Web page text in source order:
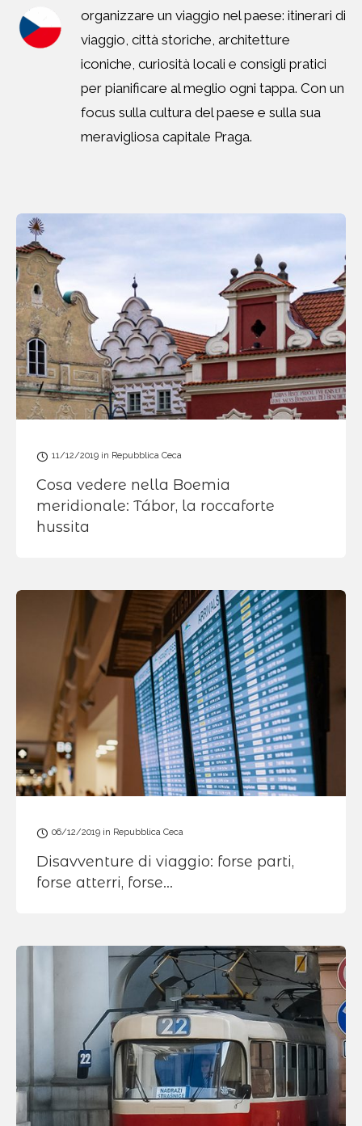
organizzare un viaggio nel paese: itinerari di
viaggio, città storiche, architetture
iconiche, curiosità locali e consigli pratici
per pianificare al meglio ogni tappa. Con un
focus sulla cultura del paese e sulla sua
meravigliosa capitale Praga.
11/12/2019 in Repubblica Ceca
Cosa vedere nella Boemia
meridionale: Tábor, la roccaforte
hussita
06/12/2019 in Repubblica Ceca
Disavventure di viaggio: forse parti,
forse atterri, forse…